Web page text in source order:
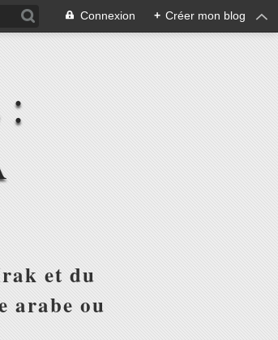
Connexion + Créer mon blog
et du
arabe ou